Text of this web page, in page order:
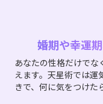
婚期や幸運
あなたの性格だけで
えます。天星術では運
きで、何に気をつけた